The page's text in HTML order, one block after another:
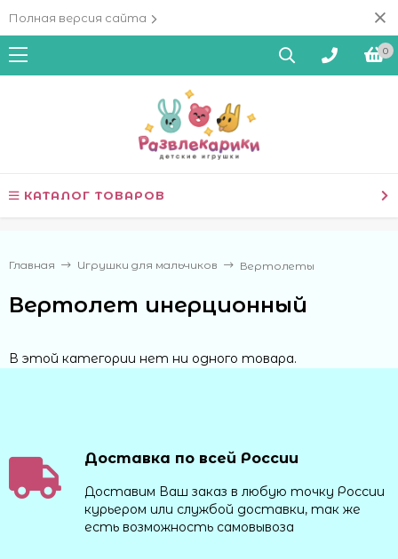
Полная версия сайта
0
КАТАЛОГ ТОВАРОВ
Главная Игрушки для мальчиков Вертолеты
Вертолет инерционный
В этой категории нет ни одного товара.
Доставка по всей России
Доставим Ваш заказ в любую точку России
курьером или службой доставки, так же
есть возможность самовывоза